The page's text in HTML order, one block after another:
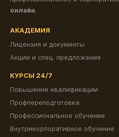
онлайн.
АКАДЕМИЯ
Лицензия и документы
Акции и спец. предложения
КУРСЫ 24/7
Повышение квалификации
Профпереподготовка
Профессиональное обучение
Внутрикорпоративное обучение